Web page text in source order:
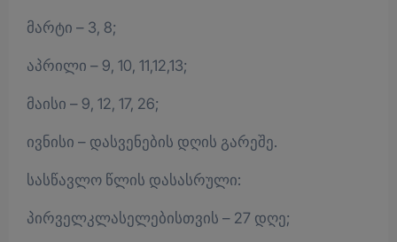
მარტი – 3, 8;
აპრილი – 9, 10, 11,12,13;
მაისი – 9, 12, 17, 26;
ივნისი – დასვენების დღის გარეშე.
სასწავლო წლის დასასრული:
პირველკლასელებისთვის – 27 დღე;